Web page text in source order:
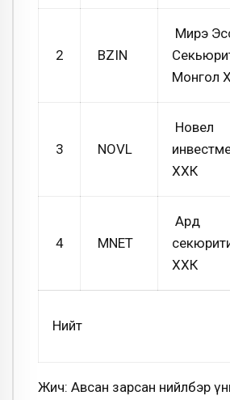
2 BZIN
Мирэ
Монгол
3 NOVL
Новел
ХХК
4 MNET
Ард
ХХК
Нийт
Жич: Авсан зарсан нийлбэр